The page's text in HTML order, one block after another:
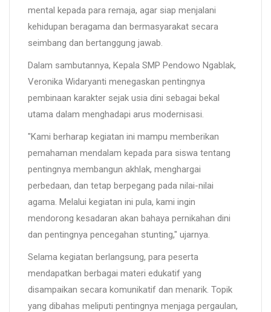
mental kepada para remaja, agar siap menjalani
kehidupan beragama dan bermasyarakat secara
seimbang dan bertanggung jawab.
Dalam sambutannya, Kepala SMP Pendowo Ngablak,
Veronika Widaryanti menegaskan pentingnya
pembinaan karakter sejak usia dini sebagai bekal
utama dalam menghadapi arus modernisasi.
"Kami berharap kegiatan ini mampu memberikan
pemahaman mendalam kepada para siswa tentang
pentingnya membangun akhlak, menghargai
perbedaan, dan tetap berpegang pada nilai-nilai
agama. Melalui kegiatan ini pula, kami ingin
mendorong kesadaran akan bahaya pernikahan dini
dan pentingnya pencegahan stunting," ujarnya.
Selama kegiatan berlangsung, para peserta
mendapatkan berbagai materi edukatif yang
disampaikan secara komunikatif dan menarik. Topik
yang dibahas meliputi pentingnya menjaga pergaulan,